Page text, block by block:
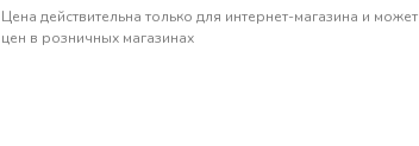
Цена действительна только для интернет-магазина и
цен в розничных магазинах